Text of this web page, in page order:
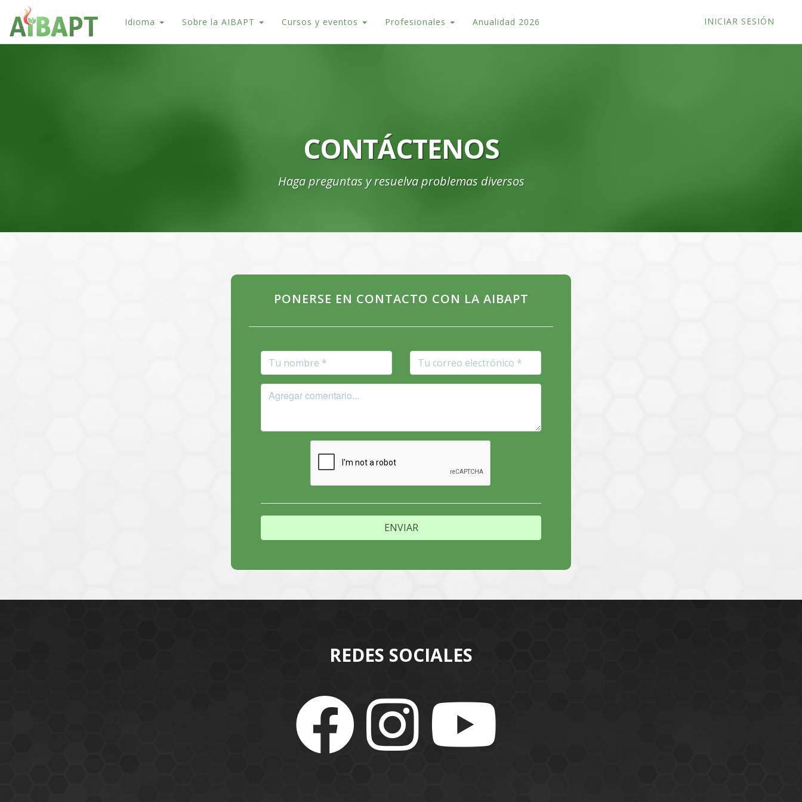
Idioma Sobre la AIBAPT Cursos y eventos Profesionales Anualidad 2026 INICIAR SESIÓN
CONTÁCTENOS
Haga preguntas y resuelva problemas diversos
PONERSE EN CONTACTO CON LA AIBAPT
REDES SOCIALES